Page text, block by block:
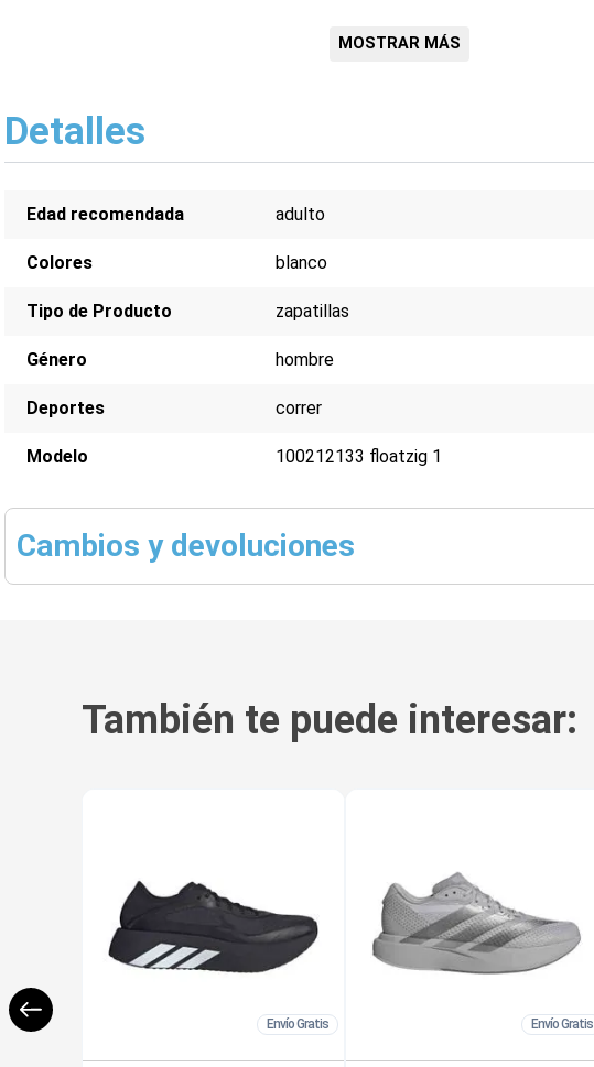
MOSTRAR MÁS
Detalles
Edad recomendada adulto
Colores blanco
Tipo de Producto zapatillas
Género hombre
Deportes correr
Modelo 100212133 floatzig 1
Cambios y devoluciones
También te puede interesar:
Envío Gratis Envío Gratis